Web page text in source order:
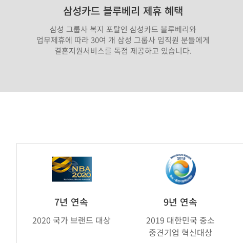
삼성카드 블루베리 제휴 혜택
삼성 그룹사 복지 포탈인 삼성카드 블루베리와
업무제휴에 따라 30여 개 삼성 그룹사 임직원 분들에게
결혼지원서비스를 독점 제공하고 있습니다.
7년 연속
2020 국가 브랜드 대상
9년 연속
2019 대한민국 중소
중견기업 혁신대상